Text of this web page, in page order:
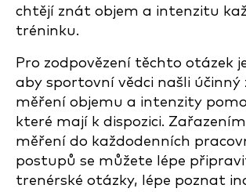
chtějí znát objem a intenzitu
tréninku.
Pro zodpovězení těchto otázek
aby sportovní vědci našli účinný
měření objemu a intenzity
které mají k dispozici.
měření do každodenních
postupů se můžete lépe
trenérské otázky, lépe poznat